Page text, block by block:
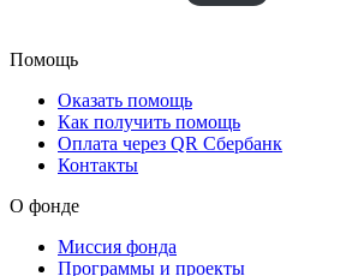
Помощь
Оказать помощь
Как получить помощь
Оплата через QR Сбербанк
Контакты
О фонде
Миссия фонда
Программы и проекты